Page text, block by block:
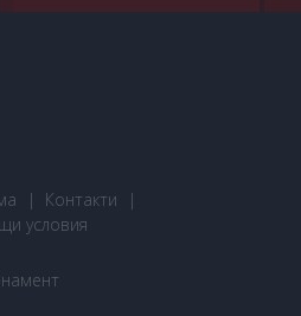
Контакти
условия
намент